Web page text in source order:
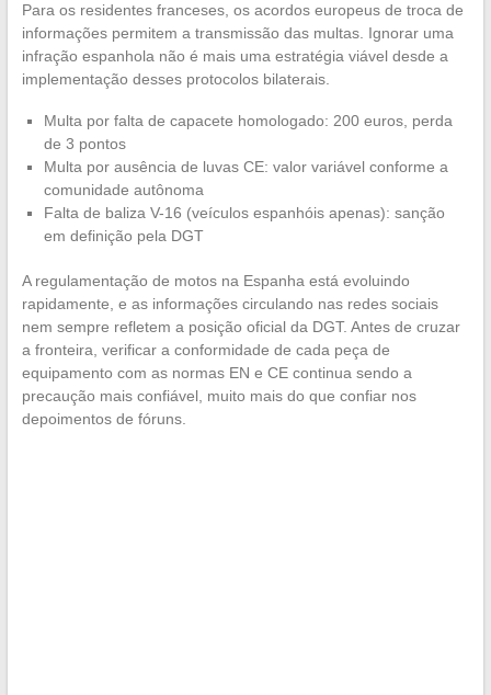
Para os residentes franceses, os acordos europeus de troca de
informações permitem a transmissão das multas. Ignorar uma
infração espanhola não é mais uma estratégia viável desde a
implementação desses protocolos bilaterais.
Multa por falta de capacete homologado: 200 euros, perda
de 3 pontos
Multa por ausência de luvas CE: valor variável conforme a
comunidade autônoma
Falta de baliza V-16 (veículos espanhóis apenas): sanção
em definição pela DGT
A regulamentação de motos na Espanha está evoluindo
rapidamente, e as informações circulando nas redes sociais
nem sempre refletem a posição oficial da DGT. Antes de cruzar
a fronteira, verificar a conformidade de cada peça de
equipamento com as normas EN e CE continua sendo a
precaução mais confiável, muito mais do que confiar nos
depoimentos de fóruns.